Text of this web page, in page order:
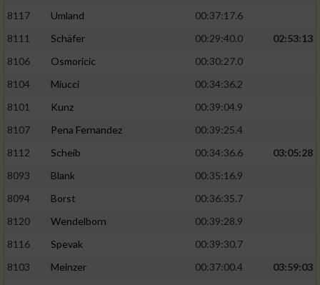
8117
Umland
00:37:17.6
8111
Schäfer 00:29:40.0
02:53:13
8106
Osmoricic
00:30:27.0
8104
Miucci
00:34:36.2
8101
Kunz
00:39:04.9
8107
Pena Fernandez
00:39:25.4
8112
Scheib 00:34:36.6
03:05:28
8093
Blank
00:35:16.9
8094
Borst
00:36:35.7
8120
Wendelborn
00:39:28.9
8116
Spevak
00:39:30.7
8103
Meinzer 00:37:00.4
03:59:03